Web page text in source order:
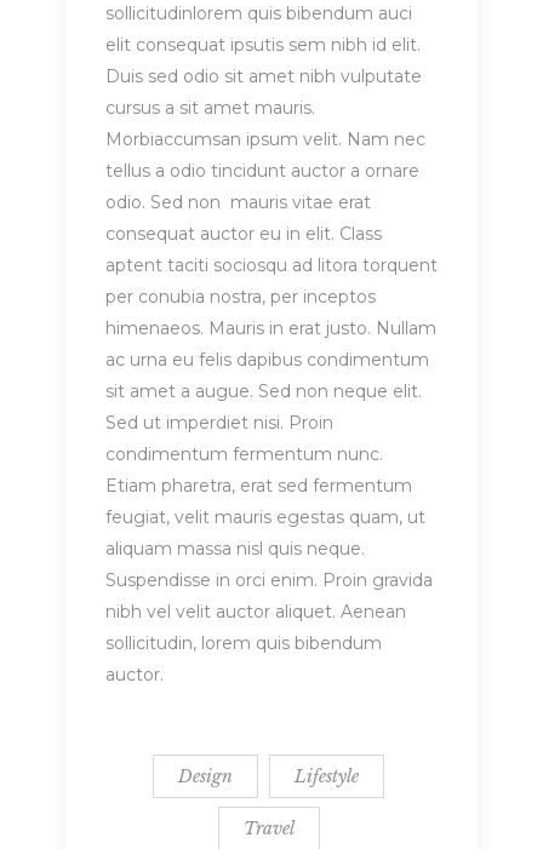
sollicitudinlorem quis bibendum auci
elit consequat ipsutis sem nibh id elit.
Duis sed odio sit amet nibh vulputate
cursus a sit amet mauris.
Morbiaccumsan ipsum velit. Nam nec
tellus a odio tincidunt auctor a ornare
odio. Sed non mauris vitae erat
consequat auctor eu in elit. Class
aptent taciti sociosqu ad litora torquent
per conubia nostra, per inceptos
himenaeos. Mauris in erat justo. Nullam
ac urna eu felis dapibus condimentum
sit amet a augue. Sed non neque elit.
Sed ut imperdiet nisi. Proin
condimentum fermentum nunc.
Etiam pharetra, erat sed fermentum
feugiat, velit mauris egestas quam, ut
aliquam massa nisl quis neque.
Suspendisse in orci enim. Proin gravida
nibh vel velit auctor aliquet. Aenean
sollicitudin, lorem quis bibendum
auctor.
Design Lifestyle
Travel